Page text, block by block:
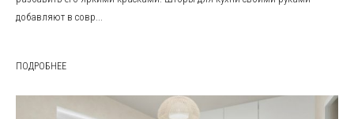
добавляют в совр...
ПОДРОБНЕЕ